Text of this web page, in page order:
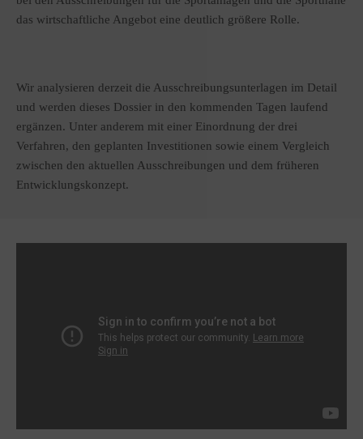
das wirtschaftliche Angebot eine deutlich größere Rolle.
Wir analysieren derzeit die Ausschreibungsunterlagen im Detail
und werden dieses Dossier in den kommenden Tagen laufend
ergänzen. Unter anderem mit einer Einordnung der drei
Verfahren, den geplanten Investitionen sowie einem Vergleich
zwischen den aktuellen Ausschreibungen und dem früheren
Entwicklungskonzept.